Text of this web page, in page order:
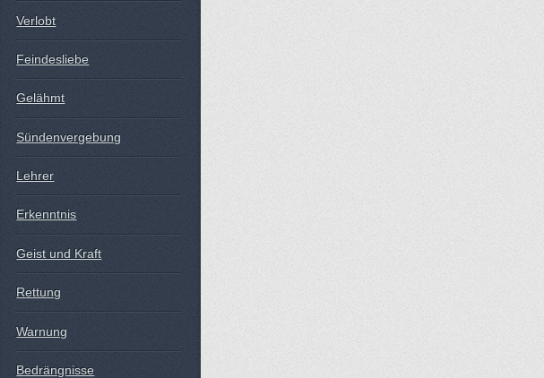
Verlobt
Feindesliebe
Gelähmt
Sündenvergebung
Lehrer
Erkenntnis
Geist und Kraft
Rettung
Warnung
Bedrängnisse